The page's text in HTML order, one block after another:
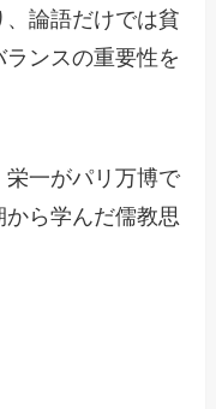
論語だけでは貧
ンスの重要性を
栄一がパリ万博で
ら学んだ儒教思